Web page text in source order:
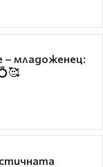
– младоженец: